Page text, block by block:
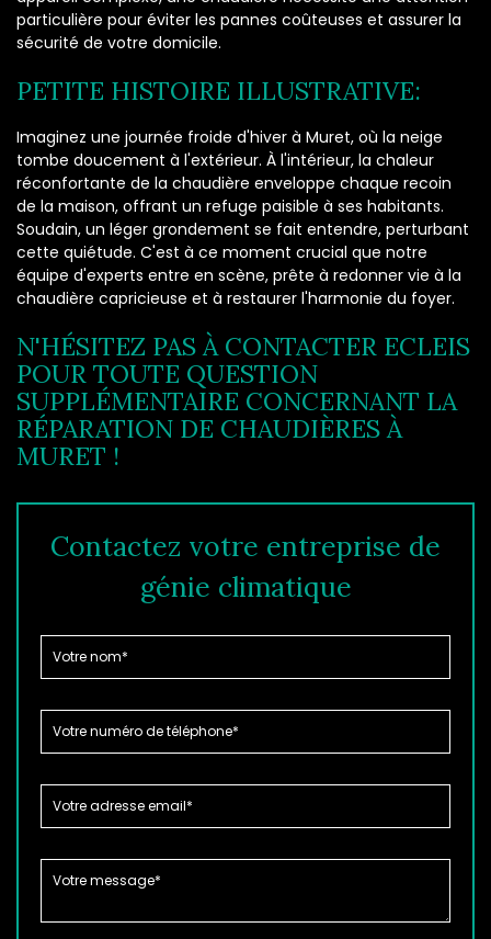
particulière pour éviter les pannes coûteuses et assurer la
sécurité de votre domicile.
PETITE HISTOIRE ILLUSTRATIVE:
Imaginez une journée froide d'hiver à Muret, où la neige
tombe doucement à l'extérieur. À l'intérieur, la chaleur
réconfortante de la chaudière enveloppe chaque recoin
de la maison, offrant un refuge paisible à ses habitants.
Soudain, un léger grondement se fait entendre, perturbant
cette quiétude. C'est à ce moment crucial que notre
équipe d'experts entre en scène, prête à redonner vie à la
chaudière capricieuse et à restaurer l'harmonie du foyer.
N'HÉSITEZ PAS À CONTACTER ECLEIS
POUR TOUTE QUESTION
SUPPLÉMENTAIRE CONCERNANT LA
RÉPARATION DE CHAUDIÈRES À
MURET !
Contactez votre entreprise de
génie climatique